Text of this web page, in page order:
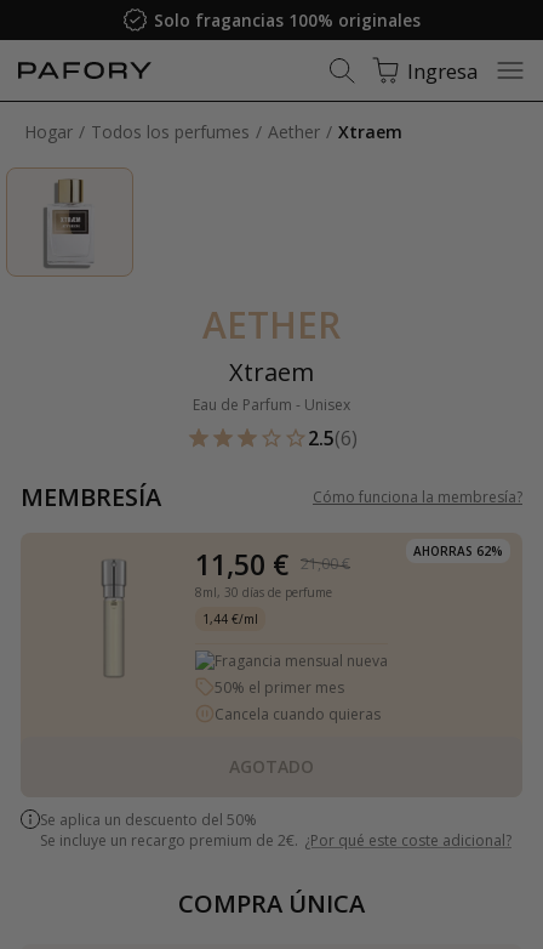
Solo fragancias 100% originales
Ingresa
Hogar Todos los perfumes Aether Xtraem
AETHER
Xtraem
Eau de Parfum - Unisex
2.5(6)
MEMBRESÍA Cómo funciona la membresía?
AHORRAS 62%
11,50 € 21,00 €
8ml, 30 días de perfume
1,44 €/ml
Fragancia mensual nueva
50% el primer mes
Cancela cuando quieras
AGOTADO
Se aplica un descuento del 50%
Se incluye un recargo premium de 2€. ¿Por qué este coste adicional?
COMPRA ÚNICA